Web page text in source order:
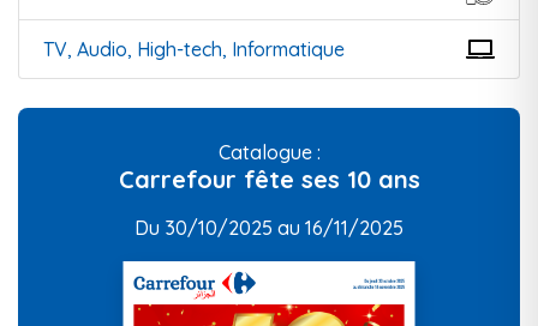
TV, Audio, High-tech, Informatique
Catalogue :
Carrefour fête ses 10 ans
Du 30/10/2025 au 16/11/2025